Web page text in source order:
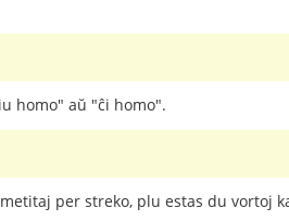
homo" aŭ "ĉi homo".
per streko, plu estas du vortoj